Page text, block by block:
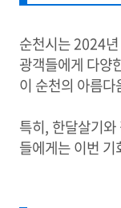
순천시는 2024
광객들에게 다양
이 순천의 아름
특히, 한달살기
들에게는 이번